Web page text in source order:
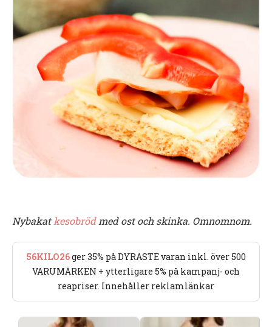
Nybakat kesobrödmed ost och skinka. Omnomnom.
56KILO26ger 35% på DYRASTE varan inkl. över 500
VARUMÄRKEN + ytterligare 5% på kampanj- och
reapriser. Innehåller reklamlänkar